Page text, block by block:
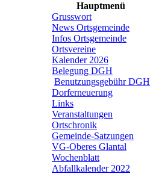
Hauptmenü
Grusswort
News Ortsgemeinde
Infos Ortsgemeinde
Ortsvereine
Kalender 2026
Belegung DGH
Benutzungsgebühr DGH
Dorferneuerung
Links
Veranstaltungen
Ortschronik
Gemeinde-Satzungen
VG-Oberes Glantal
Wochenblatt
Abfallkalender 2022